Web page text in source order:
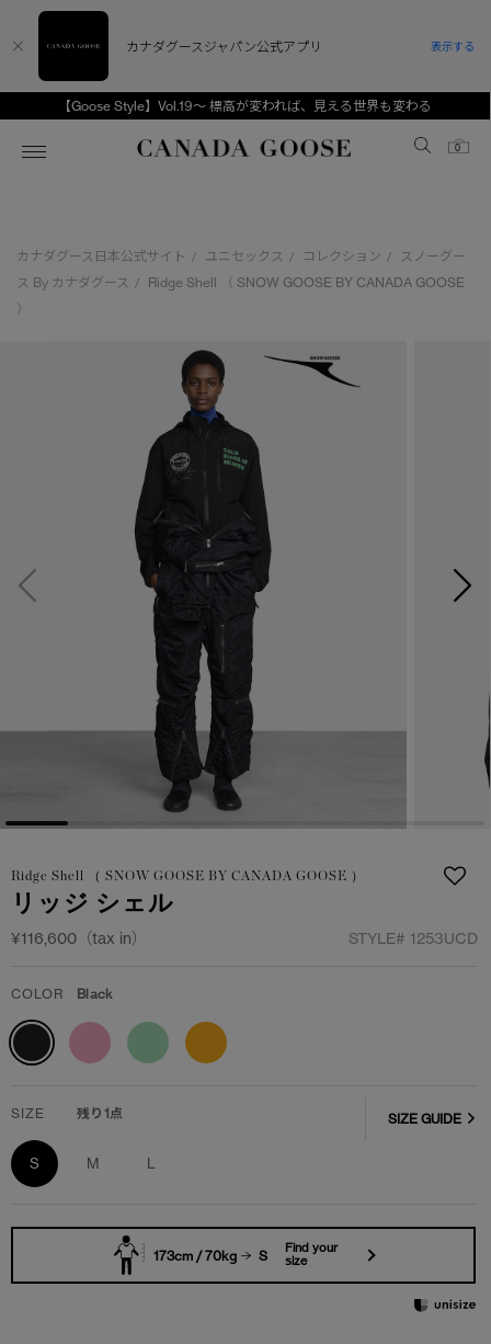
【Goose Style】Vol.19～ 標高が変われば、見える世界も変わる
Canada Goose
0
スノーグース
アンバサダー
スプリングコレクション
ウィメンズ TOP
ベストセラー
FW26コレクション
サマー 26 コレクション
サマー 26 コレクションLOOK
日本限定モデル
スノーグース
メイドインジャパンTシャツ
アウターウェア
アパレル
アクセサリー
コレクション
メンズ TOP
ベストセラー
FW26コレクション
サマー 26 コレクション
サマー 26 コレクションLOOK
日本限定モデル
スノーグース
メイドインジャパンTシャツ
アウターウェア
アパレル
アクセサリー
コレクション
キッズ TOP
キッズ（2‐7歳)
ユース（6＋歳)
コレクション
CANADA GOOSE Generationsは、アウター
ウェアの下取り・再販を通じて、長く愛される製
品の価値を受け継いでいきます。
アーカイブの希少なピースもご覧いただけます。
詳しく見る
カナダグース日本公式サイト / ユニセックス / コレクション /
スノーグー
ス By カナダグース
/
Ridge Shell （ SNOW GOOSE BY CANADA GOOSE
）
Ridge Shell （ SNOW GOOSE BY CANADA GOOSE ）
リッジ シェル
¥116,600（tax in） STYLE# 1253UCD
COLOR Black
SIZE 残り1点
S M L
SIZE GUIDE
173cm / 70kg S
Find your
size
カナダグースジャパン公式アプリ 表示する